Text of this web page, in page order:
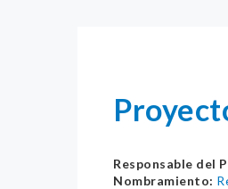
Responsable del
Nombramiento: